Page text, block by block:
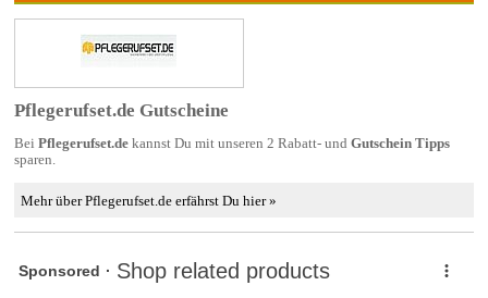
Pflegerufset.de Gutscheine
Bei Pflegerufset.dekannst Du mit unseren 2 Rabatt- und Gutschein Tipps
sparen.
Mehr über Pflegerufset.de erfährst Du hier »